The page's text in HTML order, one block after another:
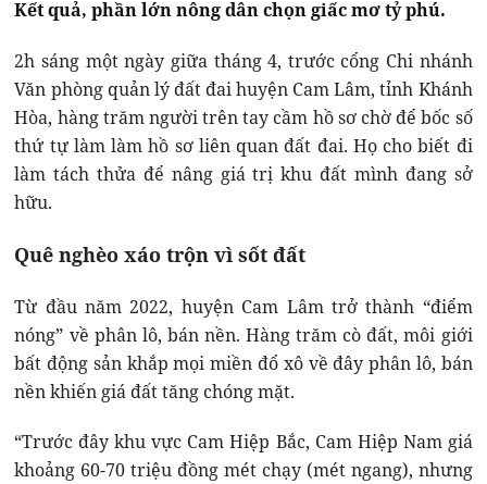
Kết quả, phần lớn nông dân chọn giấc mơ tỷ phú.
2h sáng một ngày giữa tháng 4, trước cổng Chi nhánh
Văn phòng quản lý đất đai huyện Cam Lâm, tỉnh Khánh
Hòa, hàng trăm người trên tay cầm hồ sơ chờ để bốc số
thứ tự làm làm hồ sơ liên quan đất đai. Họ cho biết đi
làm tách thửa để nâng giá trị khu đất mình đang sở
hữu.
Quê nghèo xáo trộn vì sốt đất
Từ đầu năm 2022, huyện Cam Lâm trở thành “điểm
nóng” về phân lô, bán nền. Hàng trăm cò đất, môi giới
bất động sản khắp mọi miền đổ xô về đây phân lô, bán
nền khiến giá đất tăng chóng mặt.
“Trước đây khu vực Cam Hiệp Bắc, Cam Hiệp Nam giá
khoảng 60-70 triệu đồng mét chạy (mét ngang), nhưng